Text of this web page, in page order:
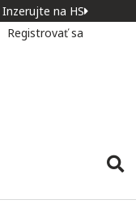
Inzerujte na HS
Registrovať sa